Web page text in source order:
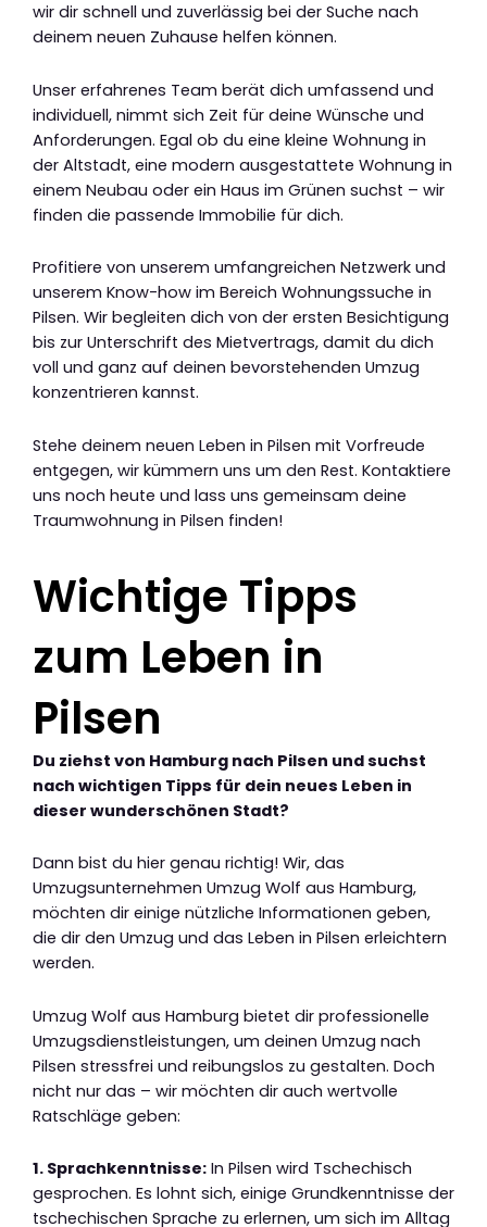
wir dir schnell und zuverlässig bei der Suche nach
deinem neuen Zuhause helfen können.
Unser erfahrenes Team berät dich umfassend und
individuell, nimmt sich Zeit für deine Wünsche und
Anforderungen. Egal ob du eine kleine Wohnung in
der Altstadt, eine modern ausgestattete Wohnung in
einem Neubau oder ein Haus im Grünen suchst – wir
finden die passende Immobilie für dich.
Profitiere von unserem umfangreichen Netzwerk und
unserem Know-how im Bereich Wohnungssuche in
Pilsen. Wir begleiten dich von der ersten Besichtigung
bis zur Unterschrift des Mietvertrags, damit du dich
voll und ganz auf deinen bevorstehenden Umzug
konzentrieren kannst.
Stehe deinem neuen Leben in Pilsen mit Vorfreude
entgegen, wir kümmern uns um den Rest. Kontaktiere
uns noch heute und lass uns gemeinsam deine
Traumwohnung in Pilsen finden!
Wichtige Tipps
zum Leben in
Pilsen
Du ziehst von Hamburg nach Pilsen und suchst
nach wichtigen Tipps für dein neues Leben in
dieser wunderschönen Stadt?
Dann bist du hier genau richtig! Wir, das
Umzugsunternehmen Umzug Wolf aus Hamburg,
möchten dir einige nützliche Informationen geben,
die dir den Umzug und das Leben in Pilsen erleichtern
werden.
Umzug Wolf aus Hamburg bietet dir professionelle
Umzugsdienstleistungen, um deinen Umzug nach
Pilsen stressfrei und reibungslos zu gestalten. Doch
nicht nur das – wir möchten dir auch wertvolle
Ratschläge geben:
1. Sprachkenntnisse: In Pilsen wird Tschechisch
gesprochen. Es lohnt sich, einige Grundkenntnisse der
tschechischen Sprache zu erlernen, um sich im Alltag